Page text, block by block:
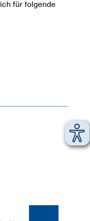
für folgende